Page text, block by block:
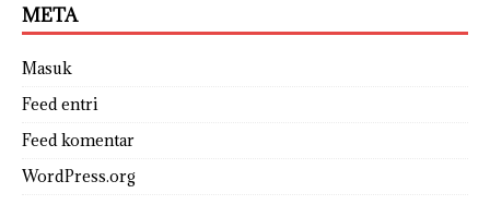
META
Masuk
Feed entri
Feed komentar
WordPress.org